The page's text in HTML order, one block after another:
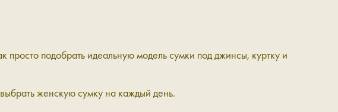
подобрать идеальную модель сумки под джинсы, куртку и
женскую сумку на каждый день.